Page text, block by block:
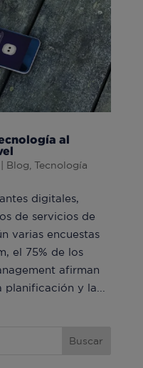
al
Blog Tecnología
digitales,
de servicios de
varias encuestas
el 75% de los
afirman
y la...